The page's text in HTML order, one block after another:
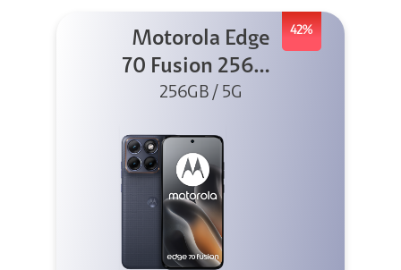
42%
Motorola Edge
70 Fusion 256GB
Azul
256GB / 5G